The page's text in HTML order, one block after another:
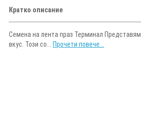
Кратко описание
Семена на лента праз Терминал
вкус. Този со... Прочети повече...